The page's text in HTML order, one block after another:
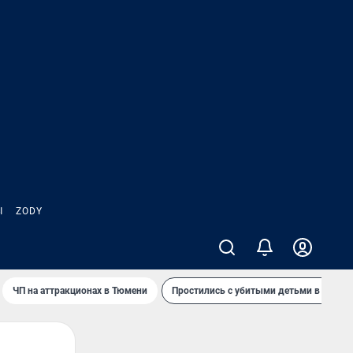
ZODY
ЧП на аттракционах в Тюмени Простились с убитыми детьми в